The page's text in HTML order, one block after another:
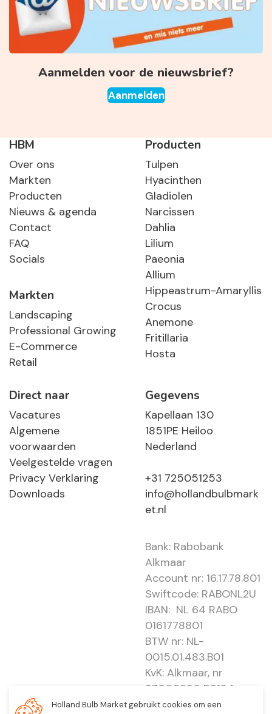
Aanmelden voor de nieuwsbrief?
Aanmelden
HBM
Over ons
Markten
Producten
Nieuws & agenda
Contact
FAQ
Socials
Markten
Landscaping
Professional Growing
E-Commerce
Retail
Producten
Tulpen
Hyacinthen
Gladiolen
Narcissen
Dahlia
Lilium
Paeonia
Allium
Hippeastrum-Amaryllis
Crocus
Anemone
Fritillaria
Hosta
Direct naar
Vacatures
Algemene
voorwaarden
Veelgestelde vragen
Privacy Verklaring
Downloads
Gegevens
Kapellaan 130
1851PE Heiloo
Nederland
+31 725051253
info@hollandbulbmark
et.nl
Bank: Rabobank
Alkmaar
Account nr: 16.17.78.801
Swiftcode: RABONL2U
IBAN: NL 64 RABO
0161778801
BTW nr: NL-
0015.01.483.B01
KvK: Alkmaar, nr
37000830 E0194 -
EBO 505
Holland Bulb Market gebruikt cookies om een